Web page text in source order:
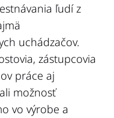
ľudí z
uchádzačov.
zástupcovia
práce aj
možnosť
vo výrobe a